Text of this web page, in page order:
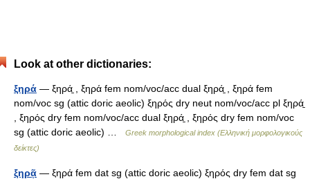
Look at other dictionaries:
ξηρά — ξηρά̱ , ξηρά fem nom/voc/acc dual ξηρά̱ , ξηρά fem
nom/voc sg (attic doric aeolic) ξηρός dry neut nom/voc/acc pl ξηρά̱
, ξηρός dry fem nom/voc/acc dual ξηρά̱ , ξηρός dry fem nom/voc
sg (attic doric aeolic) …
Greek morphological index (Ελληνική μορφολογικούς
δείκτες)
ξηρᾷ — ξηρά fem dat sg (attic doric aeolic) ξηρός dry fem dat sg